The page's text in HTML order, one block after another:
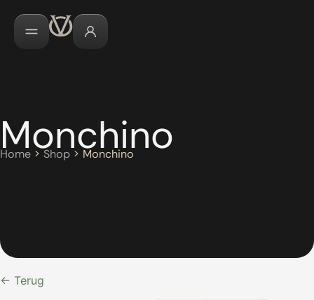
Monchino
Home > Shop > Monchino
← Terug